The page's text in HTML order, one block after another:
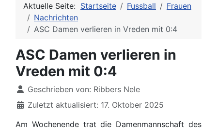
Aktuelle Seite: Startseite Fussball
Frauen
Nachrichten
ASC Damen verlieren in Vreden mit 0:4
ASC Damen verlieren in
Vreden mit 0:4
Details
Geschrieben von: Ribbers Nele
Zuletzt aktualisiert: 17. Oktober 2025
Am Wochenende trat die Damenmannschaft des